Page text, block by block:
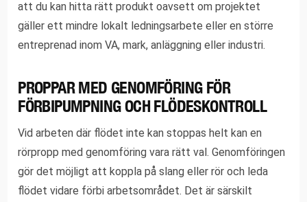
att du kan hitta rätt produkt oavsett om projektet
gäller ett mindre lokalt ledningsarbete eller en större
entreprenad inom VA, mark, anläggning eller industri.
PROPPAR MED GENOMFÖRING FÖR
FÖRBIPUMPNING OCH FLÖDESKONTROLL
Vid arbeten där flödet inte kan stoppas helt kan en
rörpropp med genomföring vara rätt val. Genomföringen
gör det möjligt att koppla på slang eller rör och leda
flödet vidare förbi arbetsområdet. Det är särskilt